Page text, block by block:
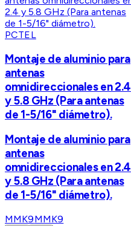
PCTEL
Montaje de aluminio para
antenas
omnidireccionales en 2.4
y 5.8 GHz (Para antenas
de 1-5/16" diámetro).
Montaje de aluminio para
antenas
omnidireccionales en 2.4
y 5.8 GHz (Para antenas
de 1-5/16" diámetro).
MMK9MMK9